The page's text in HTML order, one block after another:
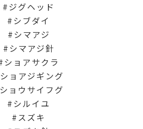
ジグヘッド
シブダイ
シマアジ
シマアジ針
ショアサクラ
ショアジギング
ショウサイフグ
シルイユ
スズキ